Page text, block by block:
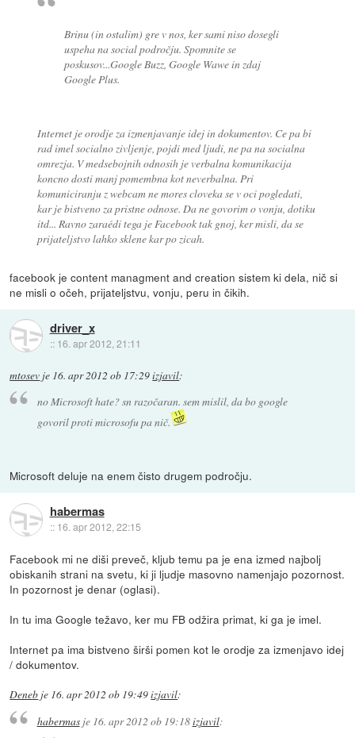
Brinu (in ostalim) gre v nos, ker sami niso dosegli
uspeha na social področju. Spomnite se
poskusov...Google Buzz, Google Wawe in zdaj
Google Plus.
Internet je orodje za izmenjavanje idej in dokumentov. Ce pa bi
rad imel socialno zivljenje, pojdi med ljudi, ne pa na socialna
omrezja. V medsebojnih odnosih je verbalna komunikacija
koncno dosti manj pomembna kot neverbalna. Pri
komuniciranju z webcam ne mores cloveka se v oci pogledati,
kar je bistveno za pristne odnose. Da ne govorim o vonju, dotiku
itd... Ravno zaraédi tega je Facebook tak gnoj, ker misli, da se
prijateljstvo lahko sklene kar po zicah.
facebook je content managment and creation sistem ki dela, nič si
ne misli o očeh, prijateljstvu, vonju, peru in čikih.
driver_x
:: 16. apr 2012, 21:11
mtosev je 16. apr 2012 ob 17:29izjavil:
no Microsoft hate? sn razočaran. sem mislil, da bo google
govoril proti microsofu pa nič.
Microsoft deluje na enem čisto drugem področju.
habermas
:: 16. apr 2012, 22:15
Facebook mi ne diši preveč, kljub temu pa je ena izmed najbolj
obiskanih strani na svetu, ki ji ljudje masovno namenjajo pozornost.
In pozornost je denar (oglasi).
In tu ima Google težavo, ker mu FB odžira primat, ki ga je imel.
Internet pa ima bistveno širši pomen kot le orodje za izmenjavo idej
/ dokumentov.
Deneb je 16. apr 2012 ob 19:49izjavil:
habermasje 16. apr 2012 ob 19:18izjavil: